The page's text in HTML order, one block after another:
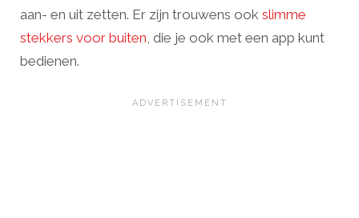
aan- en uit zetten. Er zijn trouwens ook slimme
stekkers voor buiten , die je ook met een app kunt
bedienen.